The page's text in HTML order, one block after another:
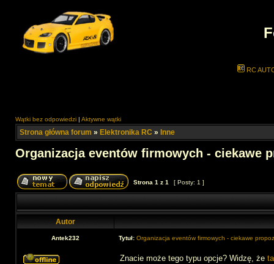
RC
Wątki bez odpowiedzi | Aktywne wątki
Strona główna forum » Elektronika RC » Inne
Organizacja eventów firmowych - ciekawe
Strona 1 z 1 [ Posty: 1 ]
Autor
Antek232 Tytuł: Organizacja eventów firmowych - ciekawe
Znacie może tego typu opcje? Widzę, że